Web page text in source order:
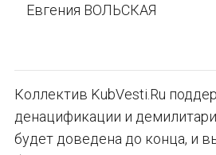
Евгения ВОЛЬСКАЯ
Коллектив KubVesti.Ru
денацификации и
будет доведена до конца, и